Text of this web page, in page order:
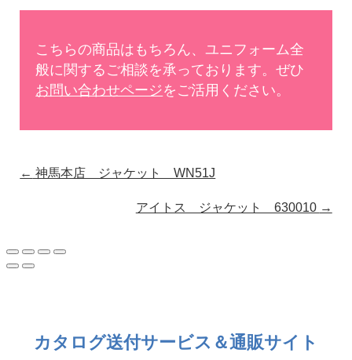
こちらの商品はもちろん、ユニフォーム全
般に関するご相談を承っております。ぜひ
お問い合わせページをご活用ください。
← 神馬本店 ジャケット WN51J
アイトス ジャケット 630010 →
カタログ送付サービス＆通販サイト